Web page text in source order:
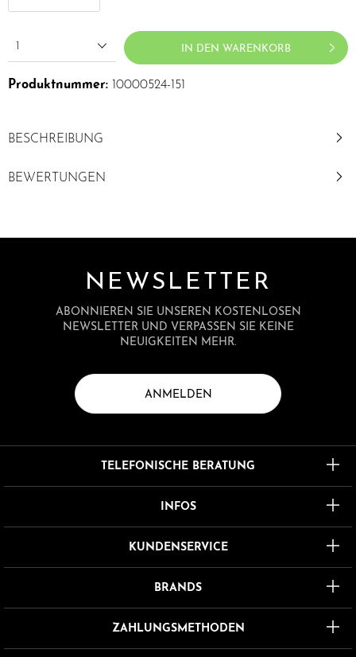
1 IN DEN WARENKORB
Produktnummer: 10000524-151
BESCHREIBUNG
BEWERTUNGEN
NEWSLETTER
ABONNIEREN SIE UNSEREN KOSTENLOSEN
NEWSLETTER UND VERPASSEN SIE KEINE
NEUIGKEITEN MEHR.
ANMELDEN
TELEFONISCHE BERATUNG
INFOS
KUNDENSERVICE
BRANDS
ZAHLUNGSMETHODEN